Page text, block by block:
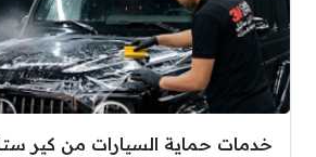
خدمات حماية السيارات من كير